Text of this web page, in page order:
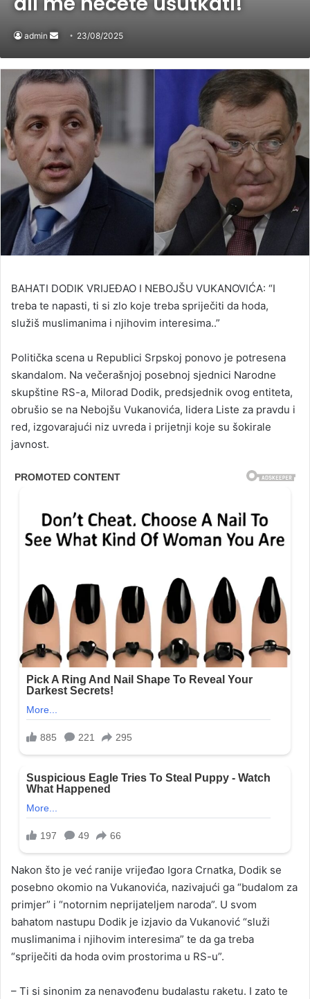
admin
Send
email
23/08/2025
BAHATI DODIK VRIJEĐAO I NEBOJŠU VUKANOVIĆA: “I
treba te napasti, ti si zlo koje treba spriječiti da hoda,
služiš muslimanima i njihovim interesima..”
Politička scena u Republici Srpskoj ponovo je potresena
skandalom. Na večerašnjoj posebnoj sjednici Narodne
skupštine RS-a, Milorad Dodik, predsjednik ovog entiteta,
obrušio se na Nebojšu Vukanovića, lidera Liste za pravdu i
red, izgovarajući niz uvreda i prijetnji koje su šokirale
javnost.
Nakon što je već ranije vrijeđao Igora Crnatka, Dodik se
posebno okomio na Vukanovića, nazivajući ga “budalom za
primjer” i “notornim neprijateljem naroda”. U svom
bahatom nastupu Dodik je izjavio da Vukanović “služi
muslimanima i njihovim interesima” te da ga treba
“spriječiti da hoda ovim prostorima u RS-u”.
– Ti si sinonim za nenavođenu budalastu raketu. I zato te